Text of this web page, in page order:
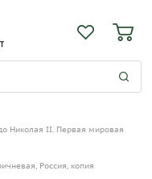
Николая II. Первая мировая
Россия, копия